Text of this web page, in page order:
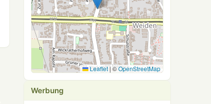
Leaflet | ©OpenStreetMap
Werbung